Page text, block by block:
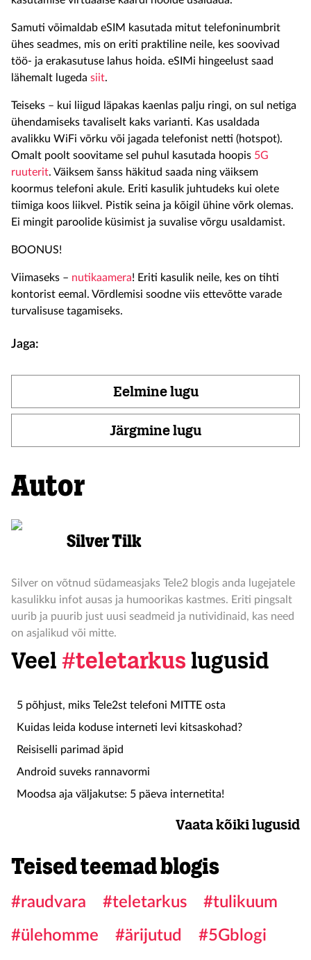
Samuti võimaldab eSIM kasutada mitut telefoninumbrit
ühes seadmes, mis on eriti praktiline neile, kes soovivad
töö- ja erakasutuse lahus hoida. eSIMi hingeelust saad
lähemalt lugeda siit.
Teiseks – kui liigud läpakas kaenlas palju ringi, on sul netiga
ühendamiseks tavaliselt kaks varianti. Kas usaldada
avalikku WiFi võrku või jagada telefonist netti (hotspot).
Omalt poolt soovitame sel puhul kasutada hoopis 5G
ruuterit. Väiksem šanss häkitud saada ning väiksem
koormus telefoni akule. Eriti kasulik juhtudeks kui olete
tiimiga koos liikvel. Pistik seina ja kõigil ühine võrk olemas.
Ei mingit paroolide küsimist ja suvalise võrgu usaldamist.
BOONUS!
Viimaseks – nutikaamera! Eriti kasulik neile, kes on tihti
kontorist eemal. Võrdlemisi soodne viis ettevõtte varade
turvalisuse tagamiseks.
Jaga:
Eelmine lugu
Järgmine lugu
Autor
Silver Tilk
Silver on võtnud südameasjaks Tele2 blogis anda lugejatele
kasulikku infot ausas ja humoorikas kastmes. Eriti pingsalt
uurib ja puurib just uusi seadmeid ja nutividinaid, kas need
on asjalikud või mitte.
Veel #teletarkus lugusid
5 põhjust, miks Tele2st telefoni MITTE osta
Kuidas leida koduse interneti levi kitsaskohad?
Reisiselli parimad äpid
Android suveks rannavormi
Moodsa aja väljakutse: 5 päeva internetita!
Vaata kõiki lugusid
Teised teemad blogis
#raudvara #teletarkus
#tulikuum
#ülehomme
#ärijutud
#5Gblogi